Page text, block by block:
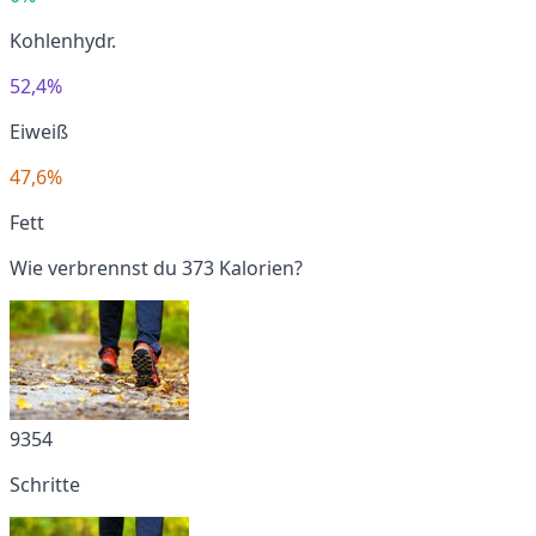
Kohlenhydr.
52,4%
Eiweiß
47,6%
Fett
Wie verbrennst du 373 Kalorien?
9354
Schritte